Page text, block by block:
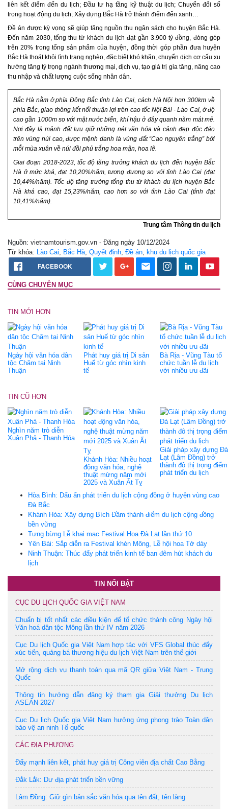
liên kết điểm đến du lịch; Đầu tư hạ tầng kỹ thuật du lịch; Chuyển đổi số
trong hoạt động du lịch; Xây dựng Bắc Hà trở thành điểm đến xanh…
Đề án được kỳ vọng sẽ giúp tăng nguồn thu ngân sách cho huyện Bắc Hà.
Đến năm 2030, tổng thu từ khách du lịch đạt gần 3.900 tỷ đồng, đóng góp
trên 20% trong tổng sản phẩm của huyện, đồng thời góp phần đưa huyện
Bắc Hà thoát khỏi tình trạng nghèo, đặc biệt khó khăn, chuyển dịch cơ cấu xu
hướng tăng tỷ trọng ngành thương mại, dịch vụ, tạo giá trị gia tăng, nâng cao
thu nhập và chất lượng cuộc sống nhân dân.
Bắc Hà nằm ở phía Đông Bắc tỉnh Lào Cai, cách Hà Nội hơn 300km về
phía Bắc, giao thông kết nối thuận lợi trên cao tốc Nội Bài - Lào Cai, ở độ
cao gần 1000m so với mặt nước biển, khí hậu ở đây quanh năm mát mẻ.
Nơi đây là mảnh đất lưu giữ những nét văn hóa và cảnh đẹp độc đáo
trên vùng núi cao, được mệnh danh là vùng đất “Cao nguyên trắng” bởi
mỗi mùa xuân về núi đồi phủ trắng hoa mận, hoa lê.
Giai đoạn 2018-2023, tốc độ tăng trưởng khách du lịch đến huyện Bắc
Hà ở mức khá, đạt 10,20%/năm, tương đương so với tỉnh Lào Cai (đạt
10,44%/năm). Tốc độ tăng trưởng tổng thu từ khách du lịch huyện Bắc
Hà khá cao, đạt 15,23%/năm, cao hơn so với tỉnh Lào Cai (tỉnh đạt
10,41%/năm).
Trung tâm Thông tin du lịch
Nguồn: vietnamtourism.gov.vn - Đăng ngày 10/12/2024
Từ khóa: Lào Cai Bắc Hà Quyết định Đề án khu du lịch quốc gia
FACEBOOK
CÙNG CHUYÊN MỤC
TIN MỚI HƠN
Ngày hội văn hóa dân
tộc Chăm tại Ninh
Thuận
Phát huy giá trị Di sản
Huế từ góc nhìn kinh
tế
Bà Rịa - Vũng Tàu tổ
chức tuần lễ du lịch
với nhiều ưu đãi
TIN CŨ HƠN
Nghìn năm trò diễn
Xuân Phả - Thanh Hóa
Khánh Hòa: Nhiều hoạt
động văn hóa, nghệ
thuật mừng năm mới
2025 và Xuân Ất Tỵ
Giải pháp xây dựng Đà
Lạt (Lâm Đồng) trở
thành đô thị trọng điểm
phát triển du lịch
Hòa Bình: Dấu ấn phát triển du lịch cộng đồng ở huyện vùng cao
Đà Bắc
Khánh Hòa: Xây dựng Bích Đầm thành điểm du lịch cộng đồng
bền vững
Tưng bừng Lễ khai mạc Festival Hoa Đà Lạt lần thứ 10
Yên Bái: Sắp diễn ra Festival khèn Mông, Lễ hội hoa Tớ dày
Ninh Thuận: Thúc đẩy phát triển kinh tế ban đêm hút khách du
lịch
TIN NỔI BẬT
CỤC DU LỊCH QUỐC GIA VIỆT NAM
Chuẩn bị tốt nhất các điều kiện để tổ chức thành công Ngày hội
Văn hoá dân tộc Mông lần thứ IV năm 2026
Cục Du lịch Quốc gia Việt Nam hợp tác với VFS Global thúc đẩy
xúc tiến, quảng bá thương hiệu du lịch Việt Nam trên thế giới
Mở rộng dịch vụ thanh toán qua mã QR giữa Việt Nam - Trung
Quốc
Thông tin hướng dẫn đăng ký tham gia Giải thưởng Du lịch
ASEAN 2027
Cục Du lịch Quốc gia Việt Nam hưởng ứng phong trào Toàn dân
bảo vệ an ninh Tổ quốc
CÁC ĐỊA PHƯƠNG
Đẩy mạnh liên kết, phát huy giá trị Công viên địa chất Cao Bằng
Đắk Lắk: Dư địa phát triển bền vững
Lâm Đồng: Giữ gìn bản sắc văn hóa qua tên đất, tên làng